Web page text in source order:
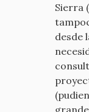
Sierra
desde